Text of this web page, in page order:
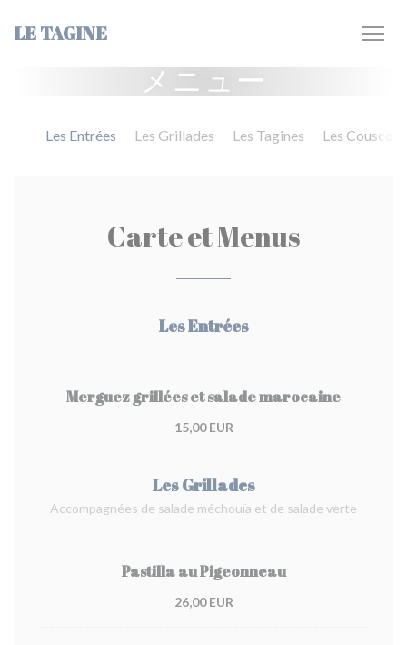
LE TAGINE
メニュー
Les Entrées Les Grillades Les Tagines Les Couscous
Carte et Menus
Les Entrées
Merguez grillées et salade marocaine
15,00 EUR
Les Grillades
Accompagnées de salade méchouïa et de salade verte
Pastilla au Pigeonneau
26,00 EUR